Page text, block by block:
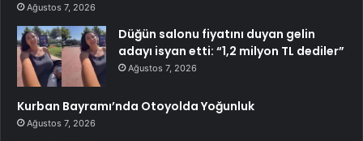
Ağustos 7, 2026
Düğün salonu fiyatını duyan gelin
adayı isyan etti: “1,2 milyon TL dediler”
Ağustos 7, 2026
Kurban Bayramı’nda Otoyolda Yoğunluk
Ağustos 7, 2026